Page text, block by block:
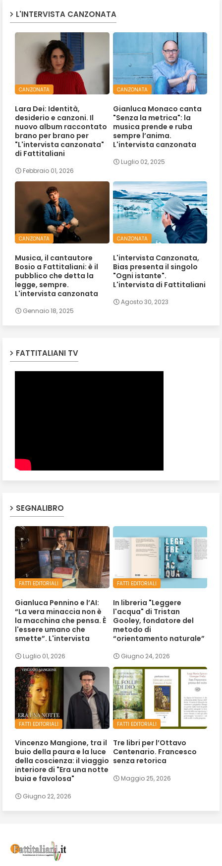
L'INTERVISTA CANZONATA
CANZONATA
Lara Dei: Identità,
desiderio e canzoni. Il
nuovo album raccontato
brano per brano per
"L'intervista canzonata"
di Fattitaliani
Febbraio 01, 2026
CANZONATA
Gianluca Monaco canta
"Senza la metrica": la
musica prende e ruba
sempre l’anima.
L'intervista canzonata
Luglio 02, 2025
CANZONATA
Musica, il cantautore
Bosio a Fattitaliani: è il
pubblico che detta la
legge, sempre.
L'intervista canzonata
Gennaio 18, 2025
CANZONATA
L'intervista Canzonata,
Bias presenta il singolo
"Ogni istante".
L'intervista di Fattitaliani
Agosto 30, 2023
FATTITALIANI TV
SEGNALIBRO
FATTI EDITORIALI
Gianluca Pennino e l’AI:
“La vera minaccia non è
la macchina che pensa. È
l'essere umano che
smette”. L'intervista
Luglio 01, 2026
FATTI EDITORIALI
In libreria "Leggere
l'acqua" di Tristan
Gooley, fondatore del
metodo di
“orientamento naturale”
Giugno 24, 2026
FATTI EDITORIALI
Vincenzo Mangione, tra il
buio della paura e la luce
della coscienza: il viaggio
interiore di "Era una notte
buia e favolosa"
Giugno 22, 2026
FATTI EDITORIALI
Tre libri per l’Ottavo
Centenario. Francesco
senza retorica
Maggio 25, 2026